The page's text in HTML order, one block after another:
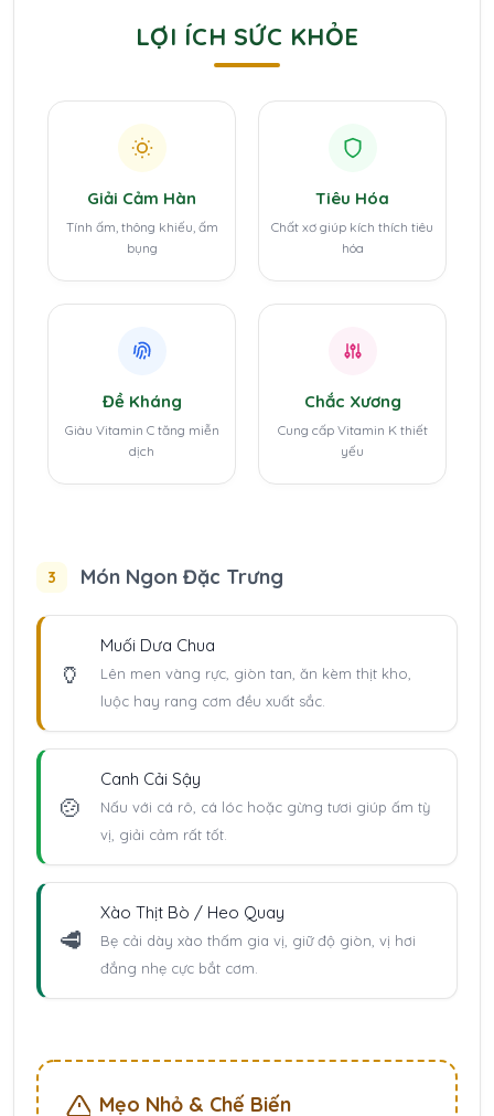
LỢI ÍCH SỨC KHỎE
Giải Cảm Hàn
Tính ấm, thông khiếu, ấm
bụng
Tiêu Hóa
Chất xơ giúp kích thích tiêu
hóa
Đề Kháng
Giàu Vitamin C tăng miễn
dịch
Chắc Xương
Cung cấp Vitamin K thiết
yếu
3 Món Ngon Đặc Trưng
🏺
Muối Dưa Chua
Lên men vàng rực, giòn tan, ăn kèm thịt kho,
luộc hay rang cơm đều xuất sắc.
🍲
Canh Cải Sậy
Nấu với cá rô, cá lóc hoặc gừng tươi giúp ấm tỳ
vị, giải cảm rất tốt.
🥩
Xào Thịt Bò / Heo Quay
Bẹ cải dày xào thấm gia vị, giữ độ giòn, vị hơi
đắng nhẹ cực bắt cơm.
Mẹo Nhỏ & Chế Biến